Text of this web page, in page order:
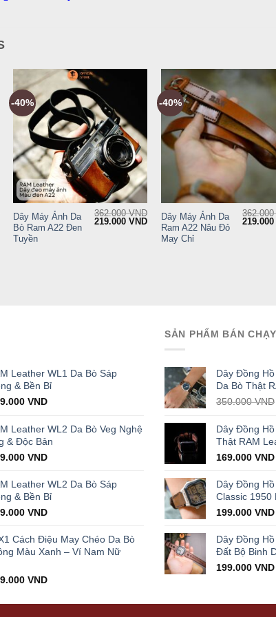
price
169.000 VND.
-40%
+
Dây Máy Ảnh Da
Bò Ram A22 Đen
Tuyền
362.000VND
Original
219.000VNDCurrent
price
219.000 VND.
-40%
+
Dây Máy Ảnh Da
Ram A22 Nâu Đỏ
May Chỉ
Original
Leather WL1 Da Bò Sáp
& Bền Bỉ
VND.
VNDCurrent
is:
429.000 VND.
Leather WL2 Da Bò Veg Nghệ
& Độc Bản
VND.
VNDCurrent
is:
399.000 VND.
Leather WL2 Da Bò Sáp
& Bền Bỉ
VND.
VNDCurrent
is:
399.000 VND.
Cách Điệu May Chéo Da Bò
Màu Xanh – Ví Nam Nữ
VNDCurrent
is:
SẢN PHẨM BÁN
Dây Đồng
Da Bò Thật
350.000VND
Dây Đồng
Thật RAM
169.000 VND
Dây Đồng
Classic 1950
199.000 VND
Dây Đồng
Đất Bộ Binh
199.000 VND